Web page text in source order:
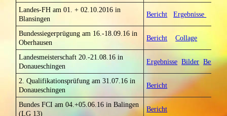
Landes-FH am 01. + 02.10.2016 in
Blansingen
Bericht Ergebnisse
Bundessiegerprügung am 16.-18.09.16 in
Oberhausen
Bericht Collage
Landesmeisterschaft 20.-21.08.16 in
Donaueschingen
Ergebnisse Bilder Bericht
2. Qualifikationsprüfung am 31.07.16 in
Donaueschingen
Bericht
Bundes FCI am 04.+05.06.16 in Balingen
(LG 13)
Bericht